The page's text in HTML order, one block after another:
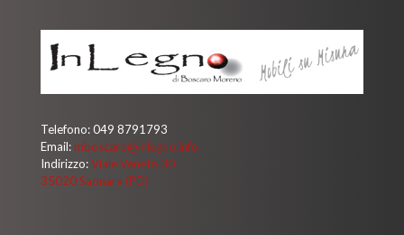
Telefono:049 8791793
Email: mboscaro@inlegno.info
Indirizzo:Viale Veneto 30
35020 Saonara (PD)